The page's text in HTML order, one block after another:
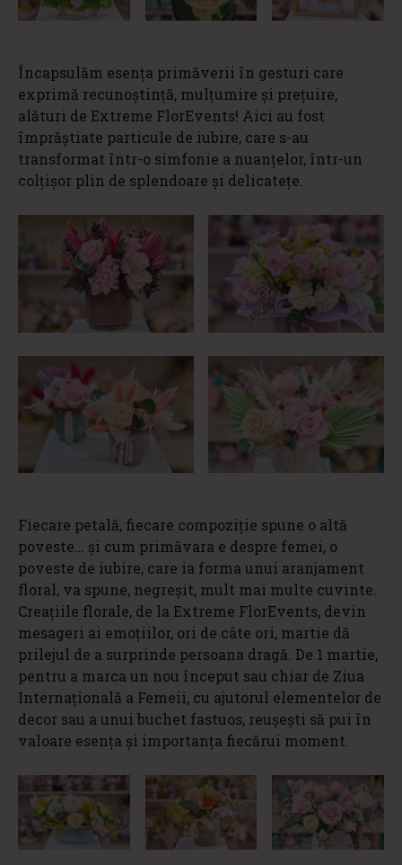
Încapsulăm esența primăverii în gesturi care
exprimă recunoștință, mulțumire și prețuire,
alături de Extreme FlorEvents! Aici au fost
împrăștiate particule de iubire, care s-au
transformat într-o simfonie a nuanțelor, într-un
colțișor plin de splendoare și delicatețe.
Fiecare petală, fiecare compoziție spune o altă
poveste… și cum primăvara e despre femei, o
poveste de iubire, care ia forma unui aranjament
floral, va spune, negreșit, mult mai multe cuvinte.
Creațiile florale, de la Extreme FlorEvents, devin
mesageri ai emoțiilor, ori de câte ori, martie dă
prilejul de a surprinde persoana dragă. De 1 martie,
pentru a marca un nou început sau chiar de Ziua
Internațională a Femeii, cu ajutorul elementelor de
decor sau a unui buchet fastuos, reușești să pui în
valoare esența și importanța fiecărui moment.